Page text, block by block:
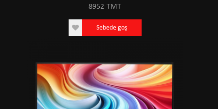
8952 TMT
Sebede goş